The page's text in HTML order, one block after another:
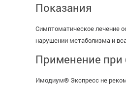
Показания
Симптоматическое лечение
нарушении метаболизма и
Применение при
Имодиум® Экспресс не